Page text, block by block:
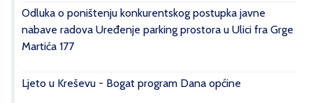
Odluka o poništenju konkurentskog postupka javne
nabave radova Uređenje parking prostora u Ulici fra Grge
Martića 177
Ljeto u Kreševu - Bogat program Dana općine